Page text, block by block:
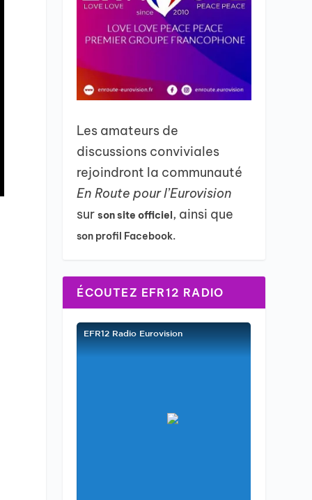
Les amateurs de
discussions conviviales
rejoindront la communauté
En Route pour l’Eurovision
surson site officiel, ainsi que
son profil Facebook.
ÉCOUTEZ EFR12 RADIO